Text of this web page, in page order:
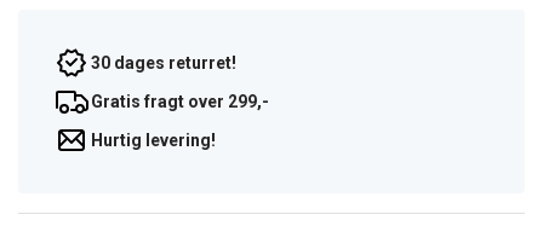
30 dages returret!
Gratis fragt over 299,-
Hurtig levering!